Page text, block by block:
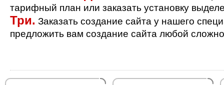
тарифный план или заказать установку
Три. Заказать создание сайта у нашего
предложить вам создание сайта любой